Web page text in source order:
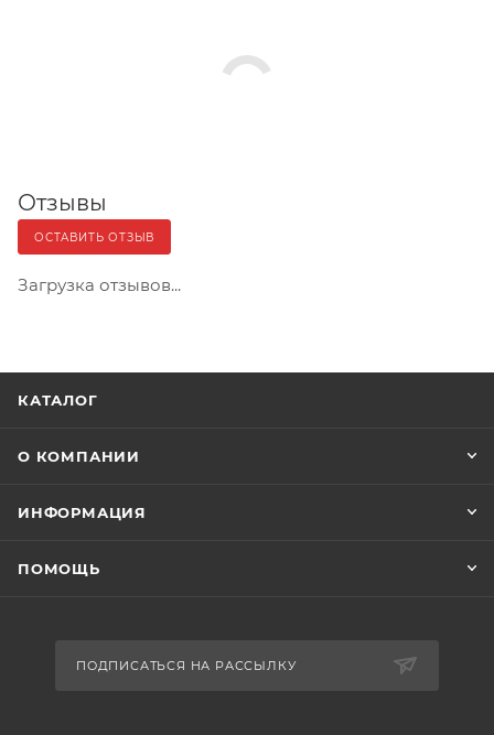
Отзывы
ОСТАВИТЬ ОТЗЫВ
Загрузка отзывов...
КАТАЛОГ
О КОМПАНИИ
ИНФОРМАЦИЯ
ПОМОЩЬ
ПОДПИСАТЬСЯ НА РАССЫЛКУ